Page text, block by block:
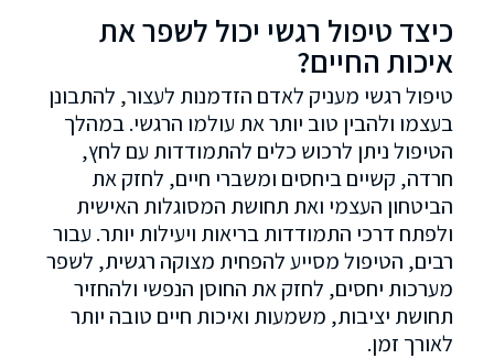
כיצד טיפול רגשי יכול לשפר את
איכות החיים?
טיפול רגשי מעניק לאדם הזדמנות לעצור, להתבונן
בעצמו ולהבין טוב יותר את עולמו הרגשי. במהלך
הטיפול ניתן לרכוש כלים להתמודדות עם לחץ,
חרדה, קשיים ביחסים ומשברי חיים, לחזק את
הביטחון העצמי ואת תחושת המסוגלות האישית
ולפתח דרכי התמודדות בריאות ויעילות יותר. עבור
רבים, הטיפול מסייע להפחית מצוקה רגשית, לשפר
מערכות יחסים, לחזק את החוסן הנפשי ולהחזיר
תחושת יציבות, משמעות ואיכות חיים טובה יותר
לאורך זמן.